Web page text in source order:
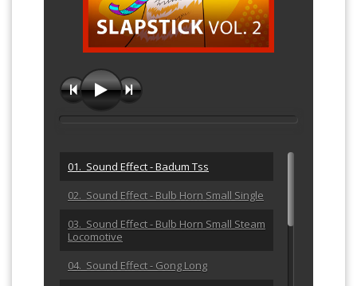
01. Sound Effect - Badum Tss
02. Sound Effect - Bulb Horn Small Single
03. Sound Effect - Bulb Horn Small Steam
Locomotive
04. Sound Effect - Gong Long